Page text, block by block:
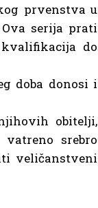
prvenstva u
serija prati
do
doba donosi i
obitelji,
srebro
veličanstveni